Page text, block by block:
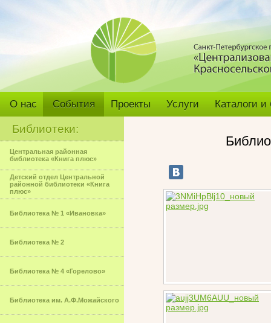
О нас События Проекты Услуги Каталоги
Библиотеки:
Центральная районная
библиотека «Книга плюс»
Детский отдел Центральной
районной библиотеки «Книга
плюс»
Библиотека № 1 «Ивановка»
Библиотека № 2
Библиотека № 4 «Горелово»
Библиотека им. А.Ф.Можайского